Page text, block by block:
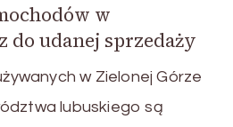
w
do udanej sprzedaży
w Zielonej Górze
lubuskiego są